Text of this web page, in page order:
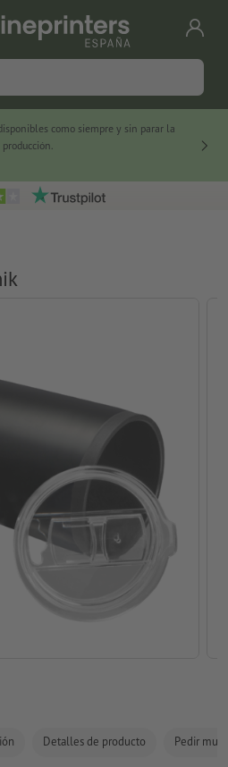
como siempre y sin parar la
producción.
Detalles de producto Pedir